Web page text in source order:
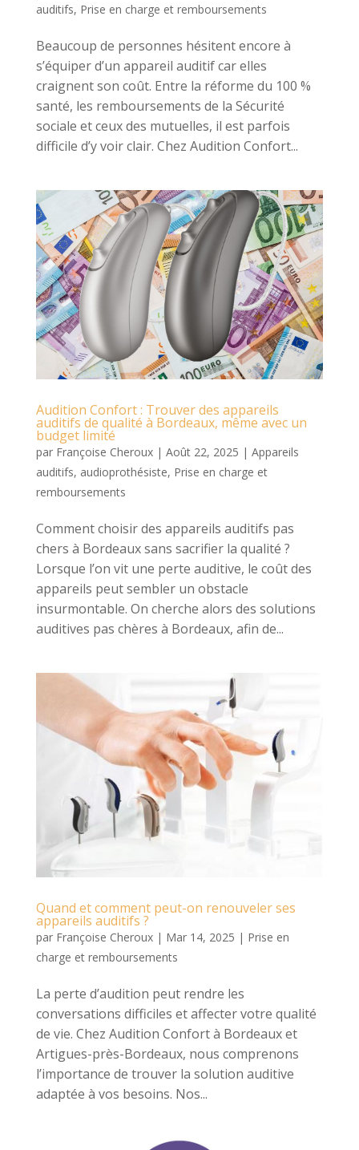
auditifs, Prise en charge et remboursements
Beaucoup de personnes hésitent encore à
s’équiper d’un appareil auditif car elles
craignent son coût. Entre la réforme du 100 %
santé, les remboursements de la Sécurité
sociale et ceux des mutuelles, il est parfois
difficile d’y voir clair. Chez Audition Confort...
Audition Confort : Trouver des appareils
auditifs de qualité à Bordeaux, même avec un
budget limité
par Françoise Cheroux| Août 22, 2025 | Appareils
auditifs, audioprothésiste, Prise en charge et
remboursements
Comment choisir des appareils auditifs pas
chers à Bordeaux sans sacrifier la qualité ?
Lorsque l’on vit une perte auditive, le coût des
appareils peut sembler un obstacle
insurmontable. On cherche alors des solutions
auditives pas chères à Bordeaux, afin de...
Quand et comment peut-on renouveler ses
appareils auditifs ?
par Françoise Cheroux| Mar 14, 2025 | Prise en
charge et remboursements
La perte d’audition peut rendre les
conversations difficiles et affecter votre qualité
de vie. Chez Audition Confort à Bordeaux et
Artigues-près-Bordeaux, nous comprenons
l’importance de trouver la solution auditive
adaptée à vos besoins. Nos...